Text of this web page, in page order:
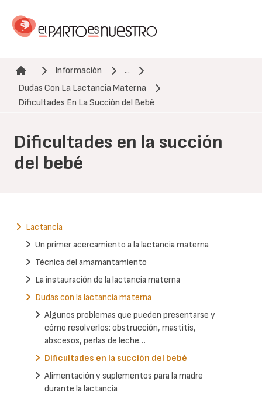
contenido
Ruta de navegación
Información
...
Dudas Con La Lactancia Materna
Dificultades En La Succión del Bebé
Dificultades en la succión
del bebé
Lactancia
Un primer acercamiento a la lactancia materna
Técnica del amamantamiento
La instauración de la lactancia materna
Dudas con la lactancia materna
Algunos problemas que pueden presentarse y
cómo resolverlos: obstrucción, mastitis,
abscesos, perlas de leche…
Dificultades en la succión del bebé
Alimentación y suplementos para la madre
durante la lactancia